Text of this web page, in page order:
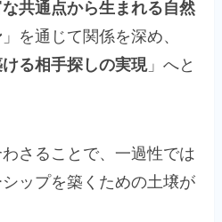
共通点から生まれる自然
」を通じて関係を深め、
る相手探しの実現」へと
さることで、一過性では
ップを築くための土壌が